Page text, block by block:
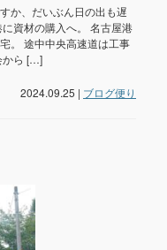
か、だいぶん日の出も遅
資材の購入へ。 名古屋港
。 途中中央高速道は工事
から […]
2024.09.25 | ブログ便り